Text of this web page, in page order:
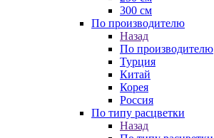
300 см
По производителю
Назад
По производителю
Турция
Китай
Корея
Россия
По типу расцветки
Назад